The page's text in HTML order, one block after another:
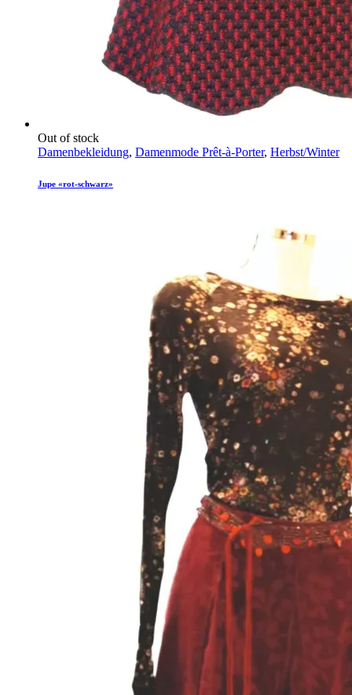
Out of stock
Damenbekleidung, Damenmode Prêt-à-Porter, Herbst/Winter
Jupe «rot-schwarz»